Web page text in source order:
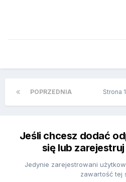
POPRZEDNIA Strona
Jeśli chcesz dodać
się lub
Jedynie zarejestrowani
zawartość tej